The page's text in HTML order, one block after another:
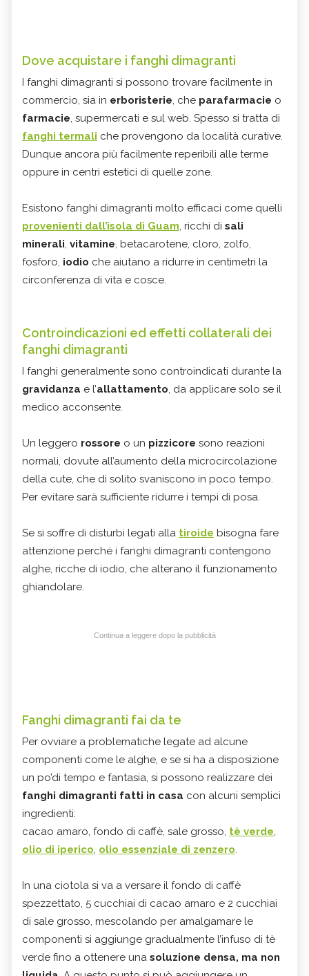
Dove acquistare i fanghi dimagranti
I fanghi dimagranti si possono trovare facilmente in
commercio, sia in erboristerie, che parafarmacie o
farmacie, supermercati e sul web. Spesso si tratta di
fanghi termali che provengono da località curative.
Dunque ancora più facilmente reperibili alle terme
oppure in centri estetici di quelle zone.
Esistono fanghi dimagranti molto efficaci come quelli
provenienti dall’isola di Guam, ricchi di sali
minerali, vitamine, betacarotene, cloro, zolfo,
fosforo, iodio che aiutano a ridurre in centimetri la
circonferenza di vita e cosce.
Controindicazioni ed effetti collaterali dei
fanghi dimagranti
I fanghi generalmente sono controindicati durante la
gravidanza e l’allattamento, da applicare solo se il
medico acconsente.
Un leggero rossore o un pizzicore sono reazioni
normali, dovute all’aumento della microcircolazione
della cute, che di solito svaniscono in poco tempo.
Per evitare sarà sufficiente ridurre i tempi di posa.
Se si soffre di disturbi legati alla tiroide bisogna fare
attenzione perché i fanghi dimagranti contengono
alghe, ricche di iodio, che alterano il funzionamento
ghiandolare.
Continua a leggere dopo la pubblicità
Fanghi dimagranti fai da te
Per ovviare a problematiche legate ad alcune
componenti come le alghe, e se si ha a disposizione
un po’di tempo e fantasia, si possono realizzare dei
fanghi dimagranti fatti in casa con alcuni semplici
ingredienti:
cacao amaro, fondo di caffè, sale grosso, tè verde,
olio di iperico, olio essenziale di zenzero.
In una ciotola si va a versare il fondo di caffè
spezzettato, 5 cucchiai di cacao amaro e 2 cucchiai
di sale grosso, mescolando per amalgamare le
componenti si aggiunge gradualmente l’infuso di tè
verde fino a ottenere una soluzione densa, ma non